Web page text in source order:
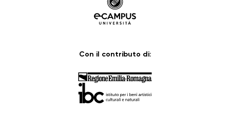
Con il contributo di: